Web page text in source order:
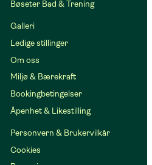
Bøseter Bad & Trening
Galleri
Ledige stillinger
Om oss
Miljø & Bærekraft
Bookingbetingelser
Åpenhet & Likestilling
Personvern & Brukervilkår
Cookies